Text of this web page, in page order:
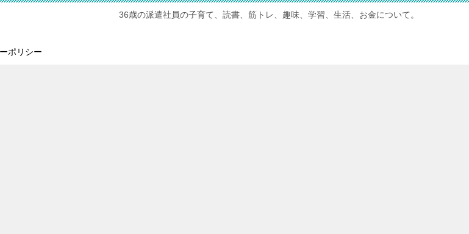
36歳の派遣社員の子育て、読書、筋トレ、趣味、学習、生活、お金について。
ポリシー